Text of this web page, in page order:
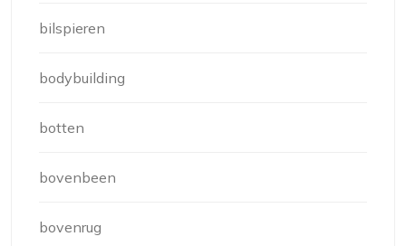
bilspieren
bodybuilding
botten
bovenbeen
bovenrug